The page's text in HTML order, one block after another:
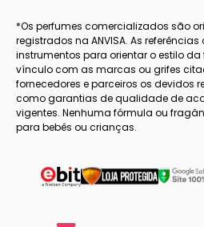
*Os perfumes comercializados são
registrados na ANVISA. As
instrumentos para orientar o estilo
vínculo com as marcas ou grifes
fornecedores e parceiros os devidos
como garantias de qualidade de
vigentes. Nenhuma fórmula ou
para bebês ou crianças.